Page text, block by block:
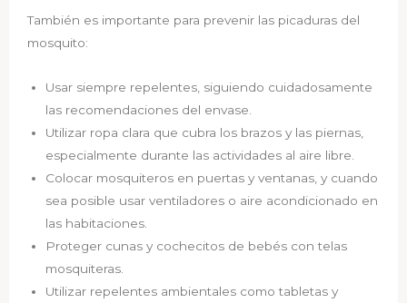
También es importante para prevenir las picaduras del
mosquito:
Usar siempre repelentes, siguiendo cuidadosamente
las recomendaciones del envase.
Utilizar ropa clara que cubra los brazos y las piernas,
especialmente durante las actividades al aire libre.
Colocar mosquiteros en puertas y ventanas, y cuando
sea posible usar ventiladores o aire acondicionado en
las habitaciones.
Proteger cunas y cochecitos de bebés con telas
mosquiteras.
Utilizar repelentes ambientales como tabletas y